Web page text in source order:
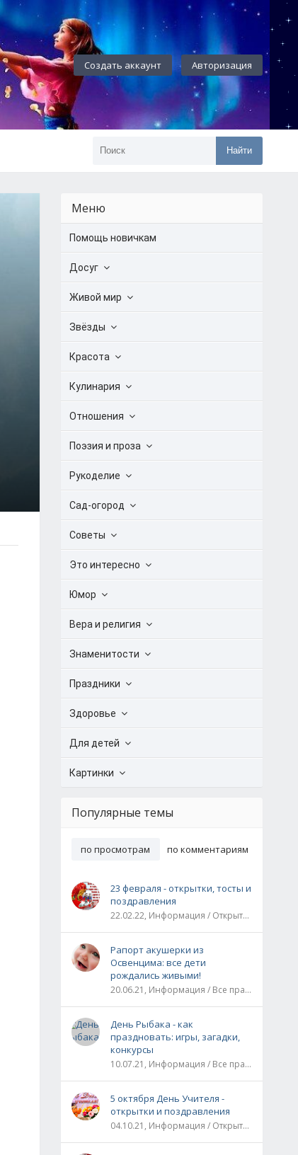
Создать аккаунт Авторизация
Найти
Меню
Помощь новичкам
Досуг
Живой мир
Звёзды
Красота
Кулинария
Отношения
Поэзия и проза
Рукоделие
Сад-огород
Советы
Это интересно
Юмор
Вера и религия
Знаменитости
Праздники
Здоровье
Для детей
Картинки
Популярные темы
по просмотрам по комментариям
23 февраля - открытки, тосты и
поздравления
22.02.22, Информация / Открытки / Все праздники
Рапорт акушерки из
Освенцима: все дети
рождались живыми!
20.06.21, Информация / Все праздники / Рассказы и истории
День Рыбака - как
праздновать: игры, загадки,
конкурсы
10.07.21, Информация / Все праздники
5 октября День Учителя -
открытки и поздравления
04.10.21, Информация / Открытки / Все праздники